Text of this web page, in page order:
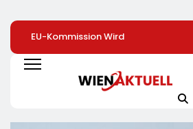
EU-Kommission Wird
Zur „Zentrale Der
Tierindustrie“ /
Tierschutzorganisation
Preissenkung
Sofort Die
Schokolade